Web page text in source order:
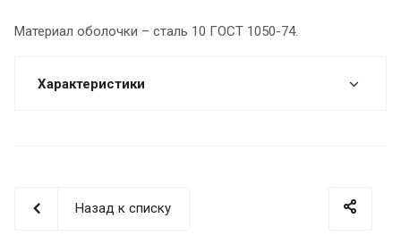
Материал оболочки – сталь 10 ГОСТ 1050-74.
Характеристики
Назад к списку